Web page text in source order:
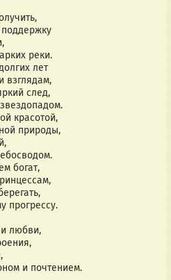
реки.
лет
взглядам,
след,
красотой,
природы,
богат,
прогрессу.
любви,
и почтением.